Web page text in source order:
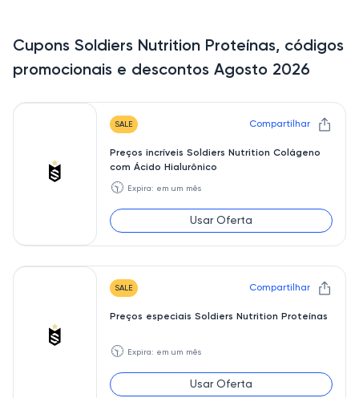
Cupons Soldiers Nutrition Proteínas, códigos
promocionais e descontos Agosto 2026
SALE Compartilhar
Preços incríveis Soldiers Nutrition Colágeno
com Ácido Hialurônico
🕥 Expira: em um mês
Usar Oferta
SALE Compartilhar
Preços especiais Soldiers Nutrition Proteínas
🕥 Expira: em um mês
Usar Oferta